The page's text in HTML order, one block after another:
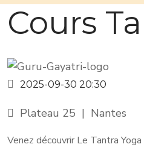
Cours
2025-09-30 20:30
Plateau 25 | Nantes
Venez découvrir Le Tantra